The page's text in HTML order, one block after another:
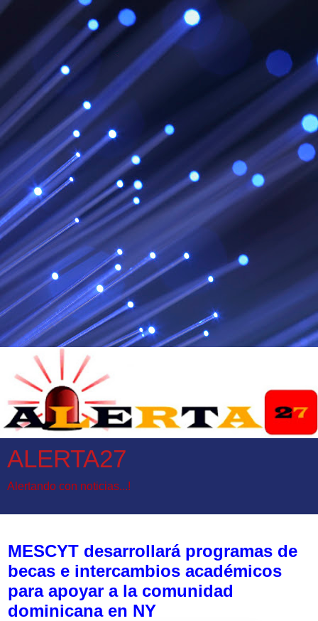
ALERTA27
Alertando con noticias...!
MESCYT desarrollará programas de
becas e intercambios académicos
para apoyar a la comunidad
dominicana en NY